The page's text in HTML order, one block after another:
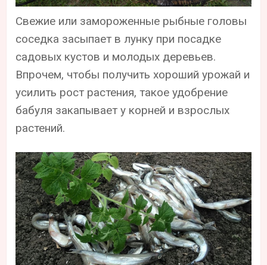
Свежие или замороженные рыбные головы
соседка засыпает в лунку при посадке
садовых кустов и молодых деревьев.
Впрочем, чтобы получить хороший урожай и
усилить рост растения, такое удобрение
бабуля закапывает у корней и взрослых
растений.